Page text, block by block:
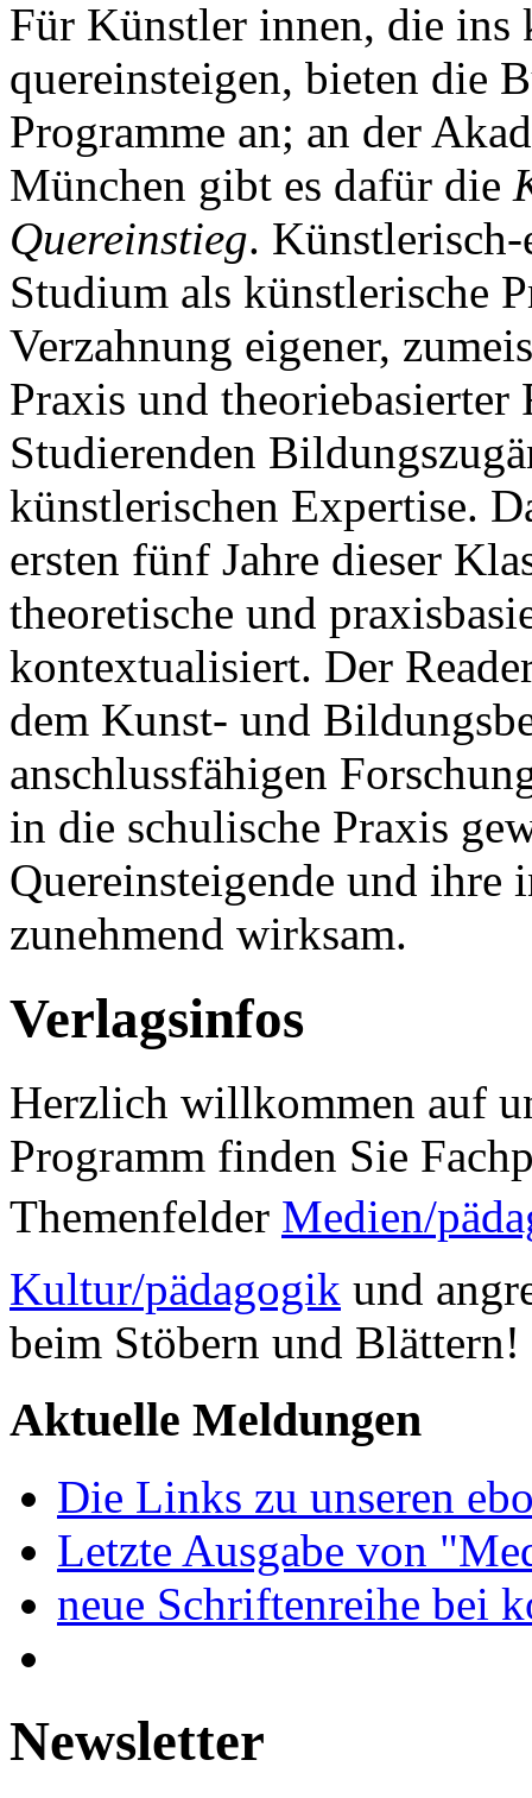
Für Künstler innen, die ins
quereinsteigen, bieten die
Programme an; an der
München gibt es dafür die
Quereinstieg.
Studium als künstlerische
Verzahnung eigener,
Praxis und
Studierenden
künstlerischen Expertise.
ersten fünf Jahre dieser
theoretische und
kontextualisiert. Der
dem Kunst- und
anschlussfähigen
in die schulische Praxis
Quereinsteigende und ihre
zunehmend wirksam.
Verlagsinfos
Herzlich willkommen auf
Programm finden Sie
Themenfelder Medien/
Kultur/pädagogik und
beim Stöbern und Blättern!
Aktuelle Meldungen
Die Links zu unseren
Letzte Ausgabe von
neue Schriftenreihe bei
Newsletter